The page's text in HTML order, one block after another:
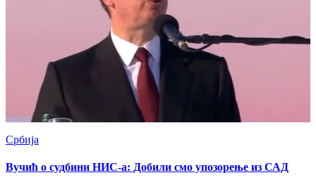
Србија
Вучић о судбини НИС-а: Добили смо упозорење из САД